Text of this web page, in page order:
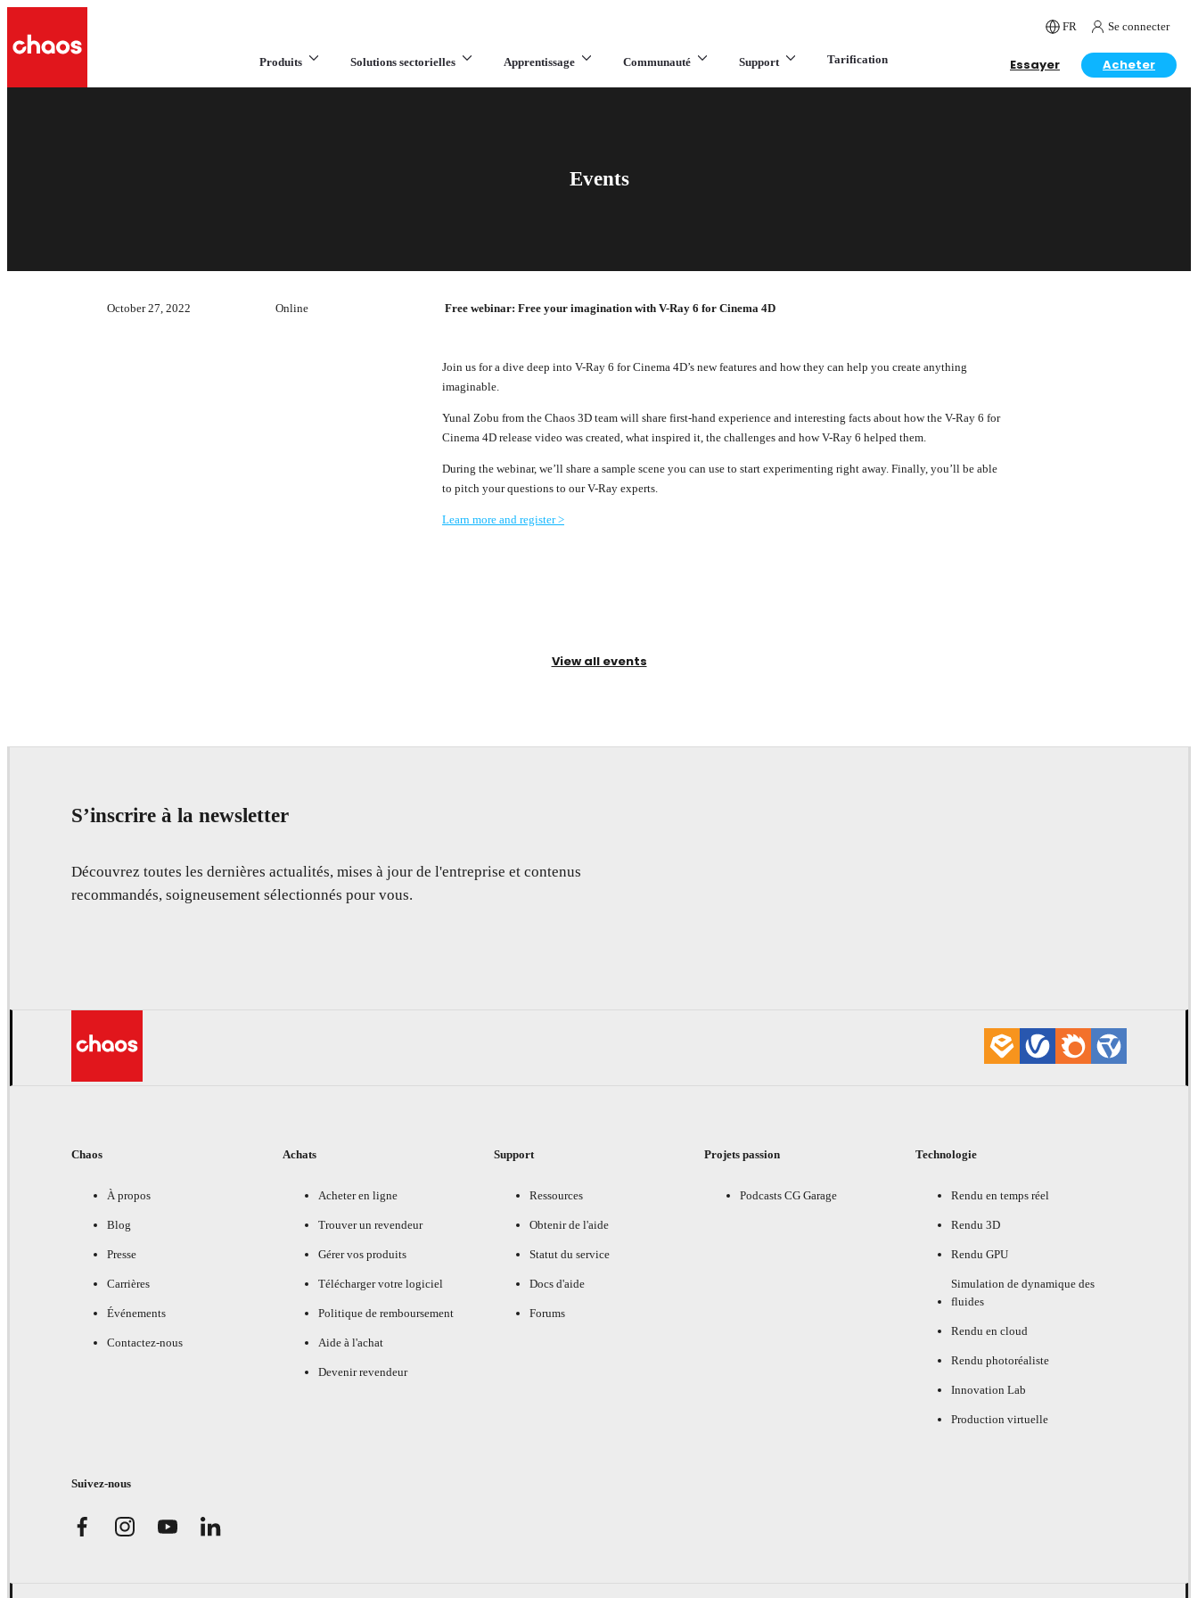
FR Se connecter
Produits Solutions sectorielles Apprentissage Communauté Support Tarification Essayer Acheter
Events
October 27, 2022 Online Free webinar: Free your imagination with V-Ray 6 for Cinema 4D
Join us for a dive deep into V-Ray 6 for Cinema 4D’s new features and how they can help you create anything
imaginable.
Yunal Zobu from the Chaos 3D team will share first-hand experience and interesting facts about how the V-Ray 6 for
Cinema 4D release video was created, what inspired it, the challenges and how V-Ray 6 helped them.
During the webinar, we’ll share a sample scene you can use to start experimenting right away. Finally, you’ll be able
to pitch your questions to our V-Ray experts.
Learn more and register >
View all events
S’inscrire à la newsletter
Découvrez toutes les dernières actualités, mises à jour de l'entreprise et contenus
recommandés, soigneusement sélectionnés pour vous.
Chaos
À propos
Blog
Presse
Carrières
Événements
Contactez-nous
Achats
Acheter en ligne
Trouver un revendeur
Gérer vos produits
Télécharger votre logiciel
Politique de remboursement
Aide à l'achat
Devenir revendeur
Support
Ressources
Obtenir de l'aide
Statut du service
Docs d'aide
Forums
Projets passion
Podcasts CG Garage
Technologie
Rendu en temps réel
Rendu 3D
Rendu GPU
Simulation de dynamique des
fluides
Rendu en cloud
Rendu photoréaliste
Innovation Lab
Production virtuelle
Suivez-nous